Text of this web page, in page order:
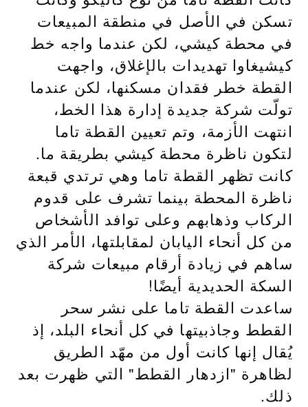
تسكن في الأصل في منطقة المبيعات
في محطة كيشي، لكن عندما واجه خط
كيشيغاوا تهديدات بالإغلاق، واجهت
القطة خطر فقدان مسكنها، لكن عندما
تولّت شركة جديدة إدارة هذا الخط،
انتهت الأزمة، وتم تعيين القطة تاما
لتكون ناظرة محطة كيشي بطريقة ما.
كانت تظهر القطة تاما وهي ترتدي قبعة
ناظرة المحطة بينما تشرف على قدوم
الركاب وذهابهم وعلى توافد الأشخاص
من كل أنحاء اليابان لمقابلتها، الأمر الذي
ساهم في زيادة أرقام مبيعات شركة
السكة الحديدية أيضًا!
ساعدت القطة تاما على نشر سحر
القطط وجاذبيتها في كل أنحاء البلد، إذ
يُقال إنها كانت أول من مهّد الطريق
لظاهرة "ازدهار القطط" التي ظهرت بعد
ذلك.